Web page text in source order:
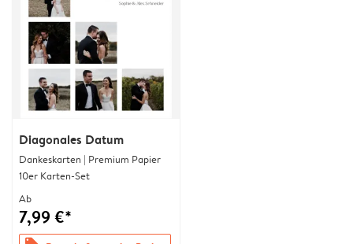
Diagonales Datum
Dankeskarten | Premium Papier
10er Karten-Set
Ab
7,99 €*